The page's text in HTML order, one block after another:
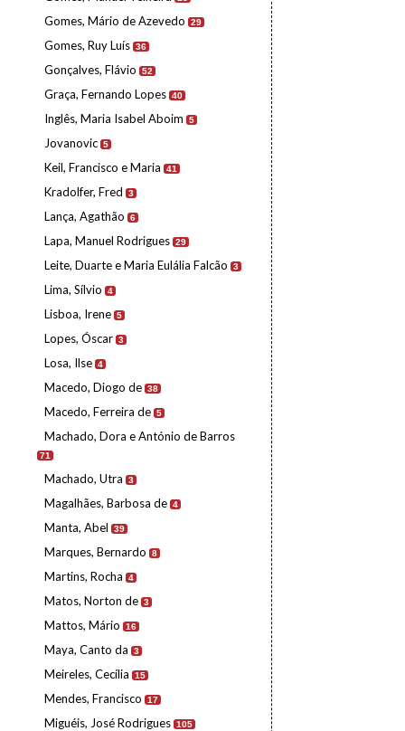
Gomes, Mário de Azevedo 29
Gomes, Ruy Luís 36
Gonçalves, Flávio 52
Graça, Fernando Lopes 40
Inglês, Maria Isabel Aboim 5
Jovanovic 5
Keil, Francisco e Maria 41
Kradolfer, Fred 3
Lança, Agathão 6
Lapa, Manuel Rodrigues 29
Leite, Duarte e Maria Eulália Falcão 3
Lima, Sílvio 4
Lisboa, Irene 5
Lopes, Óscar 3
Losa, Ilse 4
Macedo, Diogo de 38
Macedo, Ferreira de 5
Machado, Dora e António de Barros
71
Machado, Utra 3
Magalhães, Barbosa de 4
Manta, Abel 39
Marques, Bernardo 8
Martins, Rocha 4
Matos, Norton de 3
Mattos, Mário 16
Maya, Canto da 3
Meireles, Cecília 15
Mendes, Francisco 17
Miguéis, José Rodrigues 105